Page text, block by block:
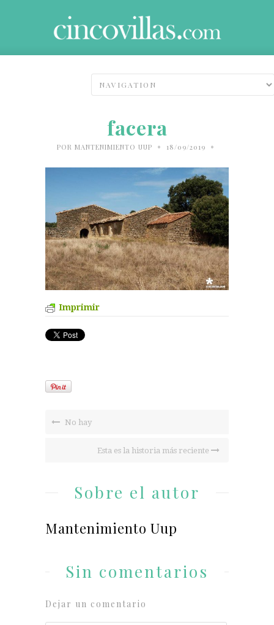
facera
POR MANTENIMIENTO UUP • 18/09/2019 •
Imprimir
No hay
Esta es la historia más reciente
Sobre el autor
Mantenimiento Uup
Sin comentarios
Dejar un comentario